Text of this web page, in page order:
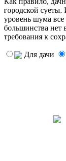
городской суеты.
уровень шума
большинства нет
требования к
Для дачи